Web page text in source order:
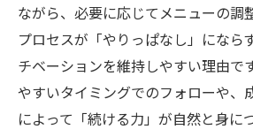
日立市で変わるダイエット体
日立市のパーソナルで変
イエット体験
ダイエットの成果を感じ
のポイント
ながら、必要に応じてメニューの調
プロセスが「やりっぱなし」になら
チベーションを維持しやすい理由で
やすいタイミングでのフォローや、
によって「続ける力」が自然と身に